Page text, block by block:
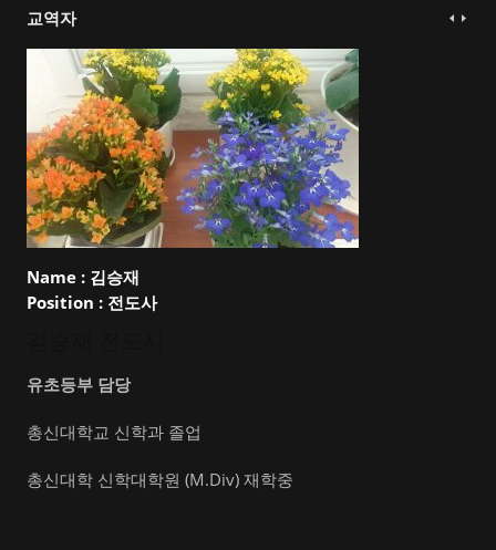
교역자
Name : 김승재
Position : 전도사
유초등부 담당
총신대학교 신학과 졸업
총신대학 신학대학원 (M.Div) 재학중